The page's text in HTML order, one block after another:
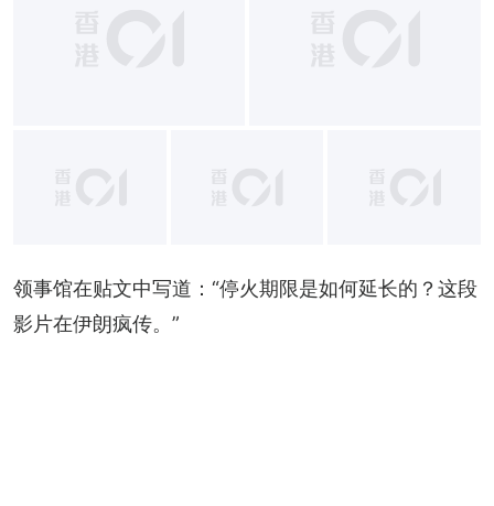
+2
领事馆在贴文中写道：“停火期限是如何延长的？这段
影片在伊朗疯传。”